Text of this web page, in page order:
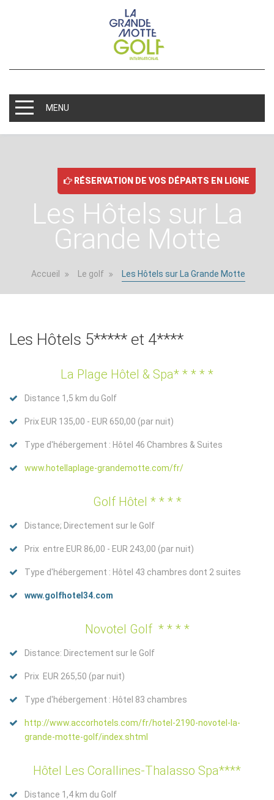
MENU
RÉSERVATION DE VOS DÉPARTS EN LIGNE
Les Hôtels sur La
Grande Motte
Accueil Le golf Les Hôtels sur La Grande Motte
Les Hôtels 5***** et 4****
La Plage Hôtel & Spa* * * * *
Distance 1,5 km du Golf
Prix EUR 135,00 - EUR 650,00 (par nuit)
Type d'hébergement : Hôtel 46 Chambres & Suites
www.hotellaplage-grandemotte.com/fr/
Golf Hôtel * * * *
Distance; Directement sur le Golf
Prix entre EUR 86,00 - EUR 243,00 (par nuit)
Type d'hébergement : Hôtel 43 chambres dont 2 suites
www.golfhotel34.com
Novotel Golf * * * *
Distance: Directement sur le Golf
Prix EUR 265,50 (par nuit)
Type d'hébergement : Hôtel 83 chambres
http://www.accorhotels.com/fr/hotel-2190-novotel-la-
grande-motte-golf/index.shtml
Hôtel Les Corallines-Thalasso Spa****
Distance 1,4 km du Golf